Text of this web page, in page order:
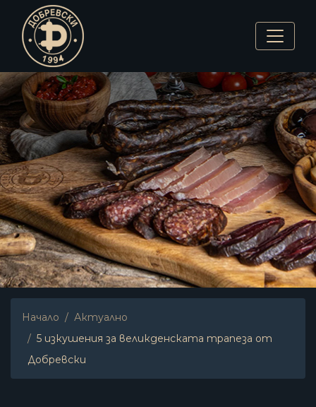
Начало
Актуално
5 изкушения за великденската трапеза от
Добревски